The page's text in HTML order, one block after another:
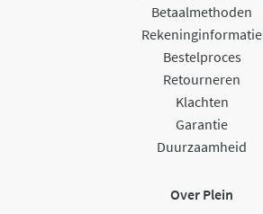
Betaalmethoden
Rekeninginformatie
Bestelproces
Retourneren
Klachten
Garantie
Duurzaamheid
Over Plein